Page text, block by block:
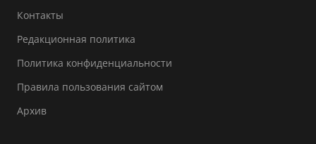
Контакты
Редакционная политика
Политика конфиденциальности
Правила пользования сайтом
Архив